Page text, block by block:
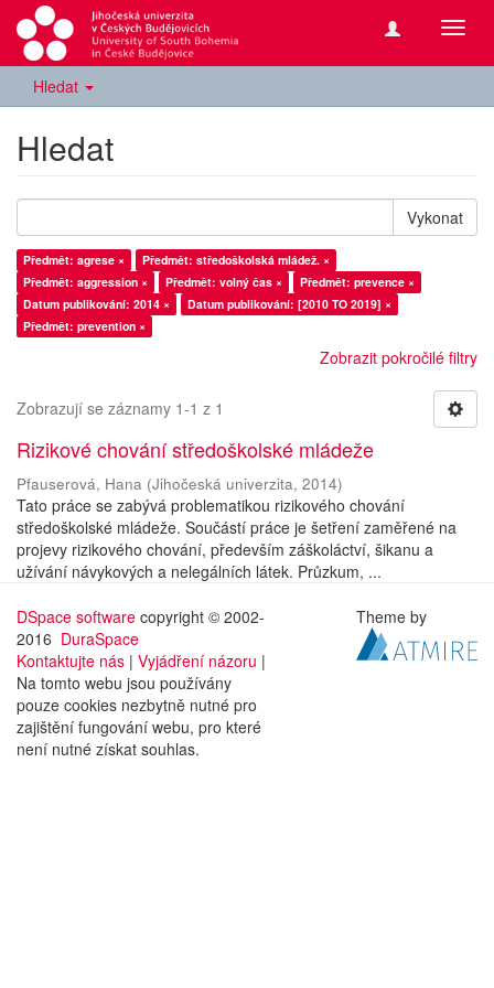
Hledat
Hledat
Vykonat
Předmět: agrese ×
Předmět: středoškolská mládež. ×
Předmět: aggression ×
Předmět: volný čas ×
Předmět: prevence ×
Datum publikování: 2014 ×
Datum publikování: [2010 TO 2019] ×
Předmět: prevention ×
Zobrazit pokročilé filtry
Zobrazují se záznamy 1-1 z 1
Rizikové chování středoškolské mládeže
Pfauserová, Hana (Jihočeská univerzita, 2014)
Tato práce se zabývá problematikou rizikového chování
středoškolské mládeže. Součástí práce je šetření zaměřené na
projevy rizikového chování, především záškoláctví, šikanu a
užívání návykových a nelegálních látek. Průzkum, ...
DSpace software copyright © 2002-
2016 DuraSpace
Kontaktujte nás | Vyjádření názoru |
Na tomto webu jsou používány
pouze cookies nezbytně nutné pro
zajištění fungování webu, pro které
není nutné získat souhlas.
Theme by